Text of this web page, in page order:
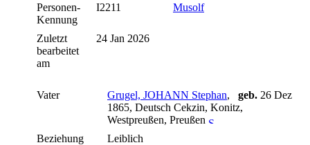
Personen-
Kennung
I2211 Musolf
Zuletzt
bearbeitet
am
24 Jan 2026
Vater Grugel, JOHANN Stephan, geb. 26 Dez
1865, Deutsch Cekzin, Konitz,
Westpreußen, Preußen
Beziehung
Leiblich